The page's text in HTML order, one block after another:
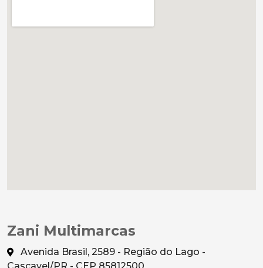
Zani Multimarcas
Avenida Brasil, 2589 - Região do Lago -
Cascavel/PR - CEP 85812500